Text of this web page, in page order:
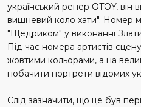
український репер OTOY, він
вишневий коло хати". Номер
"Щедриком" у виконанні
Під час номера артистів
жовтими кольорами, а на
побачити портрети відомих
Слід зазначити, що це був